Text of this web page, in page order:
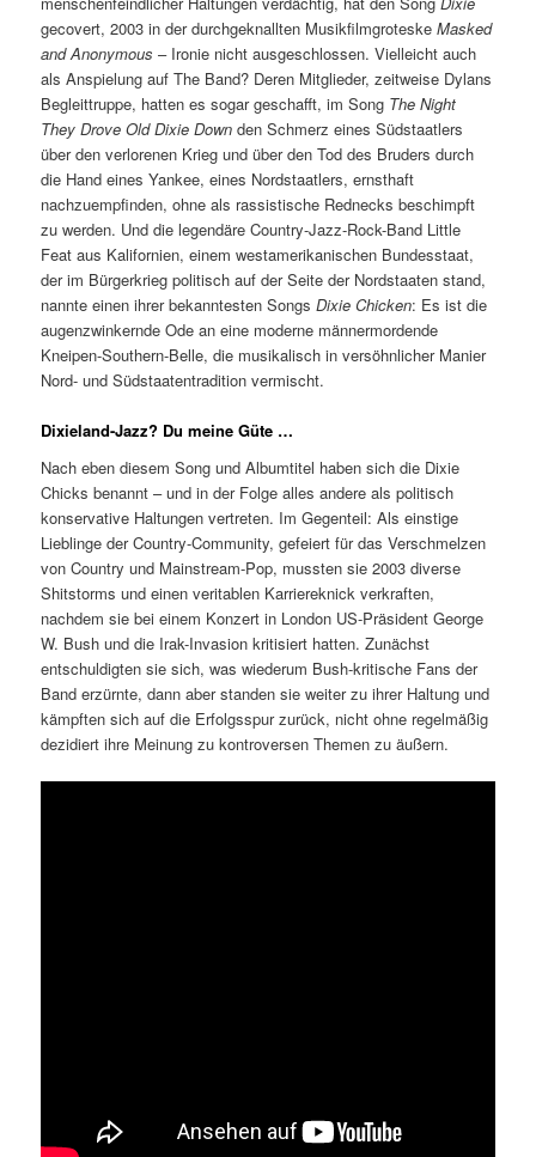
gecovert, 2003 in der durchgeknallten MusikfilmgroteskeMasked
and Anonymous – Ironie nicht ausgeschlossen. Vielleicht auch
als Anspielung auf The Band? Deren Mitglieder, zeitweise Dylans
Begleittruppe, hatten es sogar geschafft, im Song The Night
They Drove Old Dixie Down den Schmerz eines Südstaatlers
über den verlorenen Krieg und über den Tod des Bruders durch
die Hand eines Yankee, eines Nordstaatlers, ernsthaft
nachzuempfinden, ohne als rassistische Rednecks beschimpft
zu werden. Und die legendäre Country-Jazz-Rock-Band Little
Feat aus Kalifornien, einem westamerikanischen Bundesstaat,
der im Bürgerkrieg politisch auf der Seite der Nordstaaten stand,
nannte einen ihrer bekanntesten SongsDixie Chicken: Es ist die
augenzwinkernde Ode an eine moderne männermordende
Kneipen-Southern-Belle, die musikalisch in versöhnlicher Manier
Nord- und Südstaatentradition vermischt.
Dixieland-Jazz? Du meine Güte …
Nach eben diesem Song und Albumtitel haben sich die Dixie
Chicks benannt – und in der Folge alles andere als politisch
konservative Haltungen vertreten. Im Gegenteil: Als einstige
Lieblinge der Country-Community, gefeiert für das Verschmelzen
von Country und Mainstream-Pop, mussten sie 2003 diverse
Shitstorms und einen veritablen Karriereknick verkraften,
nachdem sie bei einem Konzert in London US-Präsident George
W. Bush und die Irak-Invasion kritisiert hatten. Zunächst
entschuldigten sie sich, was wiederum Bush-kritische Fans der
Band erzürnte, dann aber standen sie weiter zu ihrer Haltung und
kämpften sich auf die Erfolgsspur zurück, nicht ohne regelmäßig
dezidiert ihre Meinung zu kontroversen Themen zu äußern.